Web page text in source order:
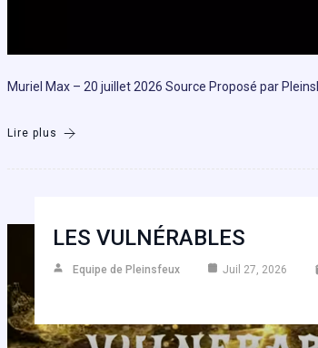
Muriel Max – 20 juillet 2026 Source Proposé par
Lire plus
LES VULNÉRABLES
Equipe de Pleinsfeux Juil 27, 2026